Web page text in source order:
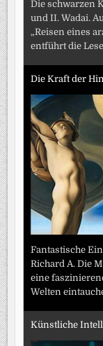
Die schwarzen
und II. Wadai.
„Reisen eines
entführt die
Die Kraft der
Fantastische
Richard A. Die
eine
Welten
Künstliche